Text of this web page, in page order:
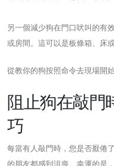
另一個減少狗在門口吠叫的有
或房間。這可以是板條箱、床
從教你的狗按照命令去現場開
阻止狗在敲門
巧
每當有人敲門時，您是否厭倦
的朋友都感到沮喪。幸運的是